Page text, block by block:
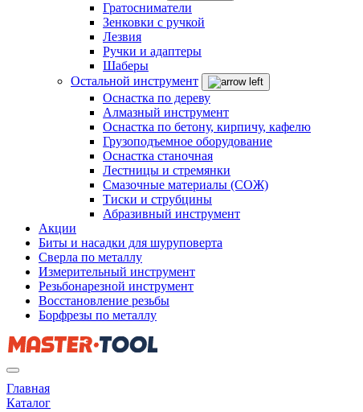
Гратосниматели
Зенковки с ручкой
Лезвия
Ручки и адаптеры
Шаберы
Остальной инструмент
Оснастка по дереву
Алмазный инструмент
Оснастка по бетону, кирпичу, кафелю
Грузоподъемное оборудование
Оснастка станочная
Лестницы и стремянки
Смазочные материалы (СОЖ)
Тиски и струбцины
Абразивный инструмент
Акции
Биты и насадки для шуруповерта
Сверла по металлу
Измерительный инструмент
Резьбонарезной инструмент
Восстановление резьбы
Борфрезы по металлу
Главная
Каталог